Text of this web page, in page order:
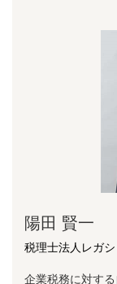
陽⽥ 賢⼀
税理士法人レガ
企業税務に対す